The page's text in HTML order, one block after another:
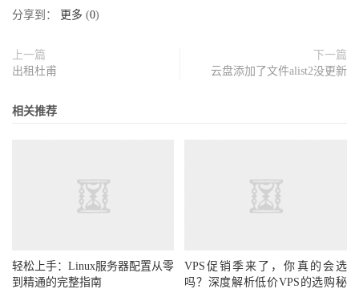
分享到： 更多 (0)
上一篇
出租杜甫
下一篇
云盘添加了文件alist2没更新
相关推荐
轻松上手：Linux服务器配置从零
到精通的完整指南
VPS促销季来了，你真的会选
吗？深度解析低价VPS的选购秘